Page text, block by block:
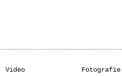
Video Fotografie